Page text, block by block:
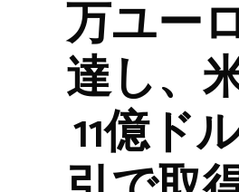
万ユー
達し、
11億ド